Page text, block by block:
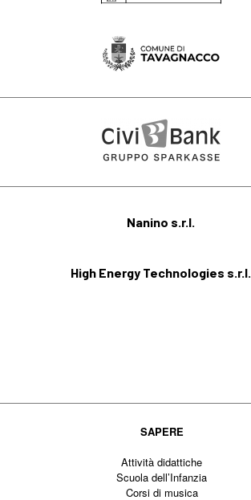
Nanino s.r.l.
High Energy Technologies s.r.l.
SAPERE
Attività didattiche
Scuola dell’Infanzia
Corsi di musica